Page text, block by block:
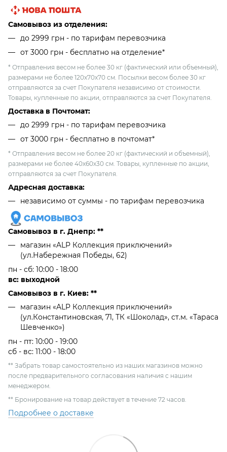
Самовывоз из отделения:
до 2999 грн - по тарифам перевозчика
от 3000 грн - бесплатно на отделение*
* Отправления весом не более 30 кг (фактический или объемный),
размерами не более 120х70х70 см. Посылки весом более 30 кг
отправляются за счет Покупателя независимо от стоимости.
Товары, купленные по акции, отправляются за счет Покупателя.
Доставка в Почтомат:
до 2999 грн - по тарифам перевозчика
от 3000 грн - бесплатно в почтомат*
* Отправления весом не более 20 кг (фактический и объемный),
размерами не более 40х60х30 см. Товары, купленные по акции,
отправляются за счет Покупателя.
Адресная доставка:
независимо от cуммы - по тарифам перевозчика
Самовывоз в г. Днепр: **
магазин «ALP Коллекция приключений»
(ул.Набережная Победы, 62)
пн - сб: 10:00 - 18:00
вс: выходной
Самовывоз в г. Киев: **
магазин «ALP Коллекция приключений»
(ул.Константиновская, 71, ТК «Шоколад», ст.м. «Тараса
Шевченко»)
пн - пт: 10:00 - 19:00
сб - вс: 11:00 - 18:00
** Забрать товар самостоятельно из наших магазинов можно
после предварительного согласования наличия с нашим
менеджером.
** Бронирование на товар действует в течение 72 часов.
Подробнее о доставке